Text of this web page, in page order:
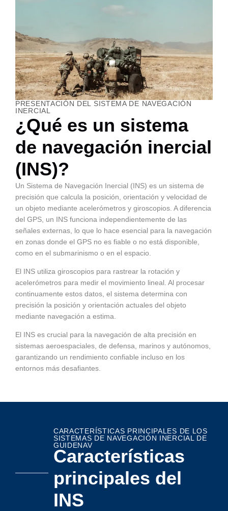
PRESENTACIÓN DEL SISTEMA DE NAVEGACIÓN
INERCIAL
¿Qué es un sistema
de navegación inercial
(INS)?
Un Sistema de Navegación Inercial (INS) es un sistema de
precisión que calcula la posición, orientación y velocidad de
un objeto mediante acelerómetros y giroscopios. A diferencia
del GPS, un INS funciona independientemente de las
señales externas, lo que lo hace esencial para la navegación
en zonas donde el GPS no es fiable o no está disponible,
como en el submarinismo o en el espacio.
El INS utiliza giroscopios para rastrear la rotación y
acelerómetros para medir el movimiento lineal. Al procesar
continuamente estos datos, el sistema determina con
precisión la posición y orientación actuales del objeto
mediante navegación a estima.
El INS es crucial para la navegación de alta precisión en
sistemas aeroespaciales, de defensa, marinos y autónomos,
garantizando un rendimiento confiable incluso en los
entornos más desafiantes.
CARACTERÍSTICAS PRINCIPALES DE LOS
SISTEMAS DE NAVEGACIÓN INERCIAL DE
GUIDENAV
Características
principales del
INS